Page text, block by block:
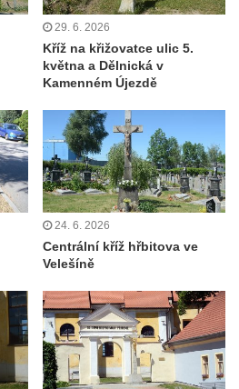
v Teplicích
Marie Pomocné v
nad Metují
U svatého
Metují
Panny Marie v
stěnách
stěnách
Vlčí Hoře
na Vlčí Hoře
Vlčí Hora
29. 6. 2026
Kříž na křižovatce ulic 5.
května a Dělnická v
Kamenném Újezdě
24. 6. 2026
Centrální kříž hřbitova ve
Velešíně